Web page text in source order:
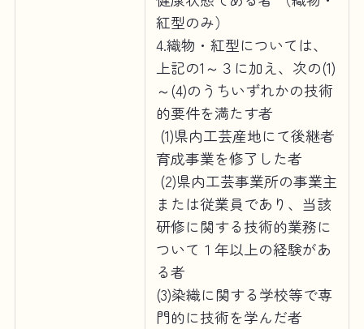
紅型のみ）
4.織物・紅型については、
上記の1～３に加え、次の(1)
～(4)のうちいずれかの技術
的要件を満たす者
(1)県内工芸産地にて後継者
育成事業を修了した者
(2)県内工芸事業所の事業主
または従業員であり、当該
研修に関する技術的業務に
ついて１年以上の経験があ
る者
(3)染織に関する学校等で専
門的に技術を学んだ者